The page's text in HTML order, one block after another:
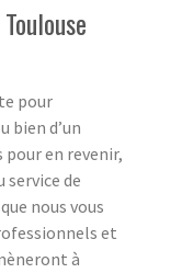
pour
bien d’un
en revenir,
de
nous vous
et
à